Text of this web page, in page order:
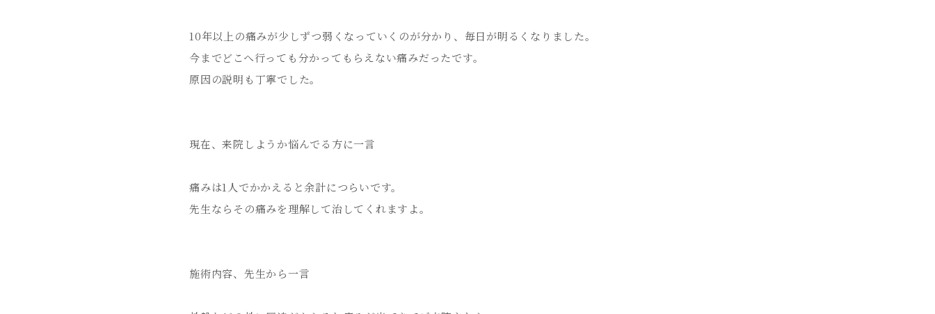
10年以上の痛みが少しずつ弱くなっていくのが分かり、毎日が明るくなりました。
今までどこへ行っても分かってもらえない痛みだったです。
原因の説明も丁寧でした。
現在、来院しようか悩んでる方に一言
痛みは1人でかかえると余計につらいです。
先生ならその痛みを理解して治してくれますよ。
施術内容、先生から一言